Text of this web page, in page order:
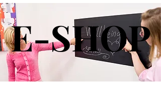
E-SHOP
E-SHOP